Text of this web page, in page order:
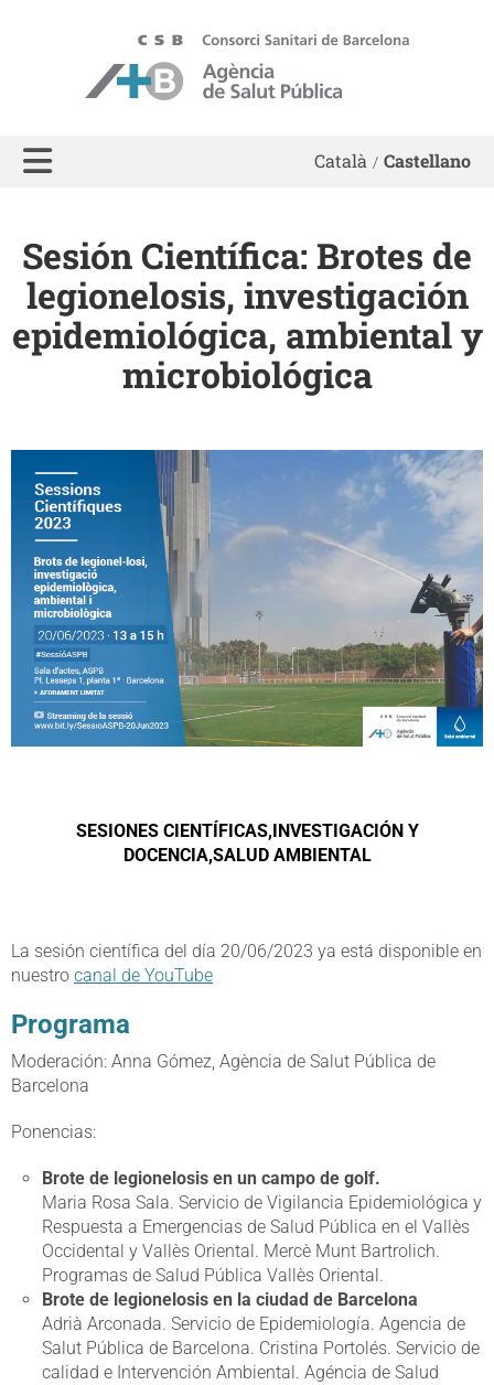
Català Castellano
Sesión Científica: Brotes de
legionelosis, investigación
epidemiológica, ambiental y
microbiológica
SESIONES CIENTÍFICAS,INVESTIGACIÓN Y
DOCENCIA,SALUD AMBIENTAL
La sesión científica del día 20/06/2023 ya está disponible en
nuestro canal de YouTube
Programa
Moderación: Anna Gómez, Agència de Salut Pública de
Barcelona
Ponencias:
Brote de legionelosis en un campo de golf.
Maria Rosa Sala. Servicio de Vigilancia Epidemiológica y
Respuesta a Emergencias de Salud Pública en el Vallès
Occidental y Vallès Oriental. Mercè Munt Bartrolich.
Programas de Salud Pública Vallès Oriental.
Brote de legionelosis en la ciudad de Barcelona
Adrià Arconada. Servicio de Epidemiología. Agencia de
Salut Pública de Barcelona. Cristina Portolés. Servicio de
calidad e Intervención Ambiental. Agéncia de Salud